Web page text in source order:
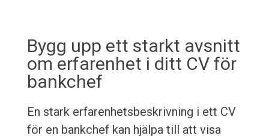
Bygg upp ett starkt avsnitt
om erfarenhet i ditt CV för
bankchef
En stark erfarenhetsbeskrivning i ett CV
för en bankchef kan hjälpa till att visa